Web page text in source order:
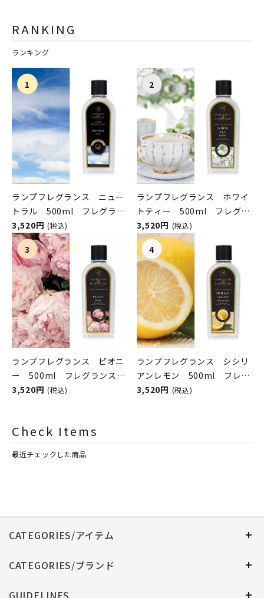
ンパニー）
RANKING
ランキング
ランプフレグランス ニュー
トラル 500ml フレグラン
スランプ用オイル
ASHLEIGH&BURWOOD（ア
シュレイアンドバーウッド）
3,520円 (税込)
ランプフレグランス ホワイ
トティー 500ml フレグラ
ンスランプ用オイル
ASHLEIGH&BURWOOD（ア
シュレイアンドバーウッド）
3,520円 (税込)
ランプフレグランス ピオニ
ー 500ml フレグランスラ
ンプ用オイル
3,520円 (税込)
ランプフレグランス シシリ
アンレモン 500ml フレグ
ランスランプ用オイル
3,520円 (税込)
Check Items
最近チェックした商品
CATEGORIES/アイテム
CATEGORIES/ブランド
GUIDELINES